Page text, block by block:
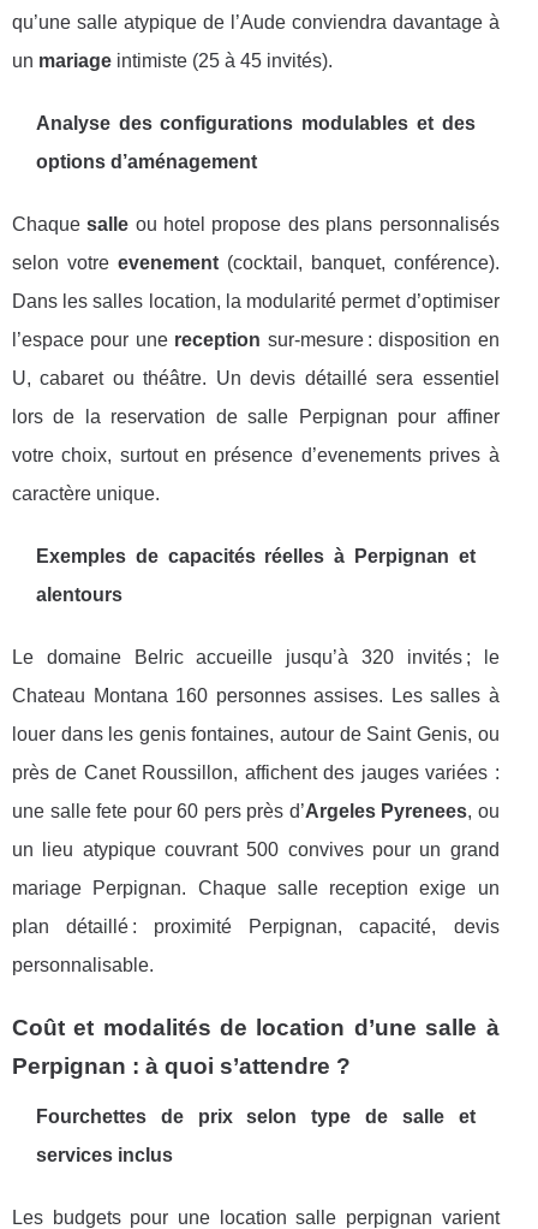
qu’une salle atypique de l’Aude conviendra davantage à
un mariage intimiste (25 à 45 invités).
Analyse des configurations modulables et des
options d’aménagement
Chaquesalle ou hotel propose des plans personnalisés
selon votre evenement(cocktail, banquet, conférence).
Dans les salles location, la modularité permet d’optimiser
l’espace pour une reception sur-mesure : disposition en
U, cabaret ou théâtre. Un devis détaillé sera essentiel
lors de la reservation de salle Perpignan pour affiner
votre choix, surtout en présence d’evenements prives à
caractère unique.
Exemples de capacités réelles à Perpignan et
alentours
Le domaine Belric accueille jusqu’à 320 invités ; le
Chateau Montana 160 personnes assises. Les salles à
louer dans les genis fontaines, autour de Saint Genis, ou
près de Canet Roussillon, affichent des jauges variées :
une salle fete pour 60 pers près d’Argeles Pyrenees, ou
un lieu atypique couvrant 500 convives pour un grand
mariage Perpignan. Chaque salle reception exige un
plan détaillé : proximité Perpignan, capacité, devis
personnalisable.
Coût et modalités de location d’une salle à
Perpignan : à quoi s’attendre ?
Fourchettes de prix selon type de salle et
services inclus
Les budgets pour une location salle perpignan varient